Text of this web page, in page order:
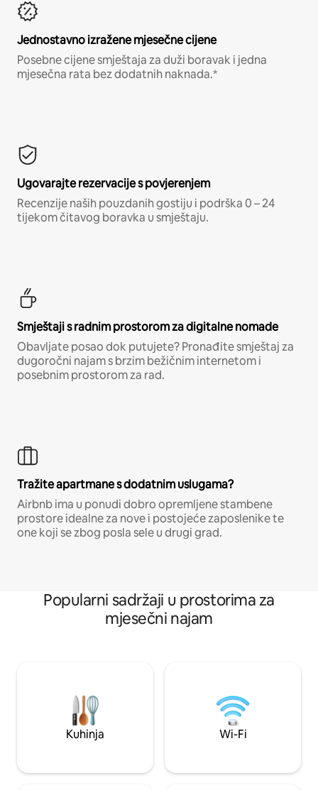
Jednostavno izražene mjesečne cijene
Posebne cijene smještaja za duži boravak i jedna
mjesečna rata bez dodatnih naknada.*
Ugovarajte rezervacije s povjerenjem
Recenzije naših pouzdanih gostiju i podrška 0 – 24
tijekom čitavog boravka u smještaju.
Smještaji s radnim prostorom za digitalne nomade
Obavljate posao dok putujete? Pronađite smještaj za
dugoročni najam s brzim bežičnim internetom i
posebnim prostorom za rad.
Tražite apartmane s dodatnim uslugama?
Airbnb ima u ponudi dobro opremljene stambene
prostore idealne za nove i postojeće zaposlenike te
one koji se zbog posla sele u drugi grad.
Popularni sadržaji u prostorima za
mjesečni najam
Kuhinja Wi-Fi